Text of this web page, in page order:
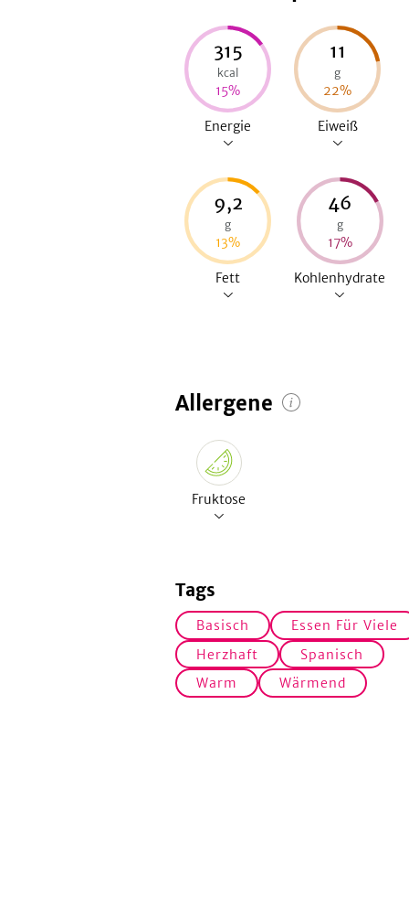
315
kcal
15%
Energie
11
g
22%
Eiweiß
9,2
g
13%
Fett
46
g
17%
Kohlenhydrate
Allergene
Fruktose
Tags
Basisch
Essen Für Viele
Herzhaft
Spanisch
Warm
Wärmend